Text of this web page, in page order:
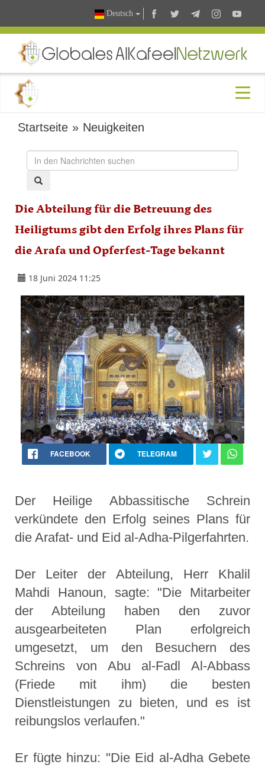
Deutsch
Startseite » Neuigkeiten
Die Abteilung für die Betreuung des
Heiligtums gibt den Erfolg ihres Plans für
die Arafa und Opferfest-Tage bekannt
18 Juni 2024 11:25
FACEBOOK TELEGRAM
Der Heilige Abbassitische Schrein
verkündete den Erfolg seines Plans für
die Arafat- und Eid al-Adha-Pilgerfahrten.
Der Leiter der Abteilung, Herr Khalil
Mahdi Hanoun, sagte: "Die Mitarbeiter
der Abteilung haben den zuvor
ausgearbeiteten Plan erfolgreich
umgesetzt, um den Besuchern des
Schreins von Abu al-Fadl Al-Abbass
(Friede mit ihm) die besten
Dienstleistungen zu bieten, und es ist
reibungslos verlaufen."
Er fügte hinzu: "Die Eid al-Adha Gebete